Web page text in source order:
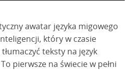
awatar języka migowego
który w czasie
teksty na język
pierwsze na świecie w pełni